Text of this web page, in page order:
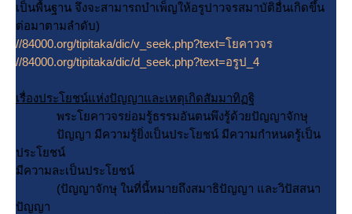
เป็นพื้นฐาน จึงจะสามารถบำเพ็ญให้อรูปาวจรสมาบัติอื่นเกิดขึ้น
ต่อมาตามลำดับ)
//84000.org/tipitaka/dic/v_seek.php?text=โยคาวจร
//84000.org/tipitaka/dic/d_seek.php?text=อรูป_4
เรื่องประโยชน์แห่งปัญญาและเหตุเกิดสัมมาทิฏฐิ
พระโยคาวจรย่อมรู้ธรรมอันตนพึงรู้ด้วยปัญญาจักษุ
ปัญญา มีความรู้ยิ่งเป็นประโยชน์ มีความกำหนดรู้เป็น
ประโยชน์
มีความละเป็นประโยชน์
(ปัญญาจักษุ ในที่นี้หมายถึงสมาธิปัญญา และวิปัสสนา
ปัญญา